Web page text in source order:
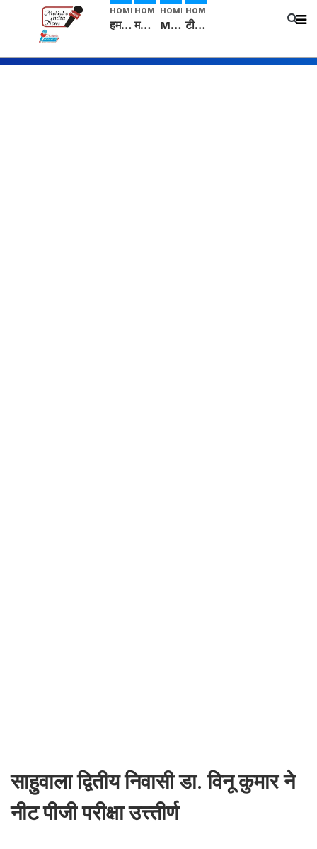
HOME
हम सनातनी..." सांसद kangana Ranaut से क्या बोली लड़की? Viral Jantar-Mantar | CJP protest
HOME
मनीषा हत्याकांड: हत्या, आत्महत्या या कोई बड़ा राज? | Full Story | Josh Haryana
HOME
Mangalsutra: हिंदू धर्म में शादी के बाद मंगलसूत्र क्यों पहनती है महिलाएं, किसने शुरु की ये परंपरा
HOME
टीम बीकेई ने एग्रीकल्चर ग्रेड की यूरिया खाद गट्टों में बदलकर टेक्निकल ग्रेड में बेचने वालों पर करवाई कार्रवाई: लखविंदर सिंह औलख
साहुवाला द्वितीय निवासी डा. विनू कुमार ने
नीट पीजी परीक्षा उत्त्तीर्ण